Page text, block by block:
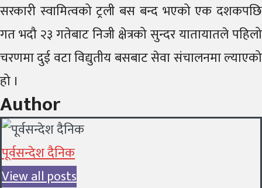
सरकारी स्वामित्वको ट्रली बस बन्द भएको एक दशकपछि
गत भदौ २३ गतेबाट निजी क्षेत्रको सुन्दर यातायातले पहिलो
चरणमा दुई वटा विद्युतीय बसबाट सेवा संचालनमा ल्याएको
हो ।
Author
पूर्वसन्देश दैनिक
View all posts